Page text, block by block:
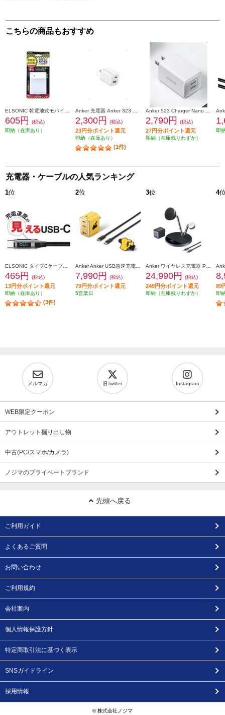
こちらの商品もおすすめ
605円
(税込)
即納（在庫あり）
2,300円 (税込)
23円分ポイント還元
即納（在庫あり）
(1件)
2,790円 (税込)
27円分ポイント還元
即納（在庫残りわずか）
即
充電器・ケーブルの人気ランキング
1位
465円 (税込)
13円分ポイント還元
即納（在庫あり）
(3件)
2位
7,990円 (税込)
79円分ポイント還元
5営業日
3位
24,990円 (税込)
249円分ポイント還元
即納（在庫残りわずか）
4
89
即
メルマガ 旧Twitter Instagram
WEB限定クーポン
アウトレット掘り出し物
中古(PC/スマホ/カメラ)
ノジマのプライベートブランド
先頭へ戻る
ご利用ガイド
よくあるご質問
お問い合わせ
ご利用規約
会社案内
個人情報保護方針
特定商取引法に基づく表示
SNSガイドライン
採用情報
© 株式会社ノジマ